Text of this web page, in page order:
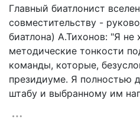
Главный биатлонист
совместительству -
биатлона) А.Тихонов: "Я не
методические тонкости
команды, которые,
президиуме. Я полностью
штабу и выбранному им